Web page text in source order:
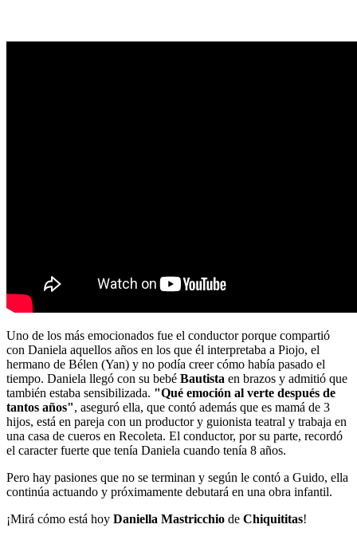
Uno de los más emocionados fue el conductor porque compartió
con Daniela aquellos años en los que él interpretaba a Piojo, el
hermano de Bélen (Yan) y no podía creer cómo había pasado el
tiempo. Daniela llegó con su bebé Bautista en brazos y admitió que
también estaba sensibilizada. "Qué emoción al verte después de
tantos años", aseguró ella, que contó además que es mamá de 3
hijos, está en pareja con un productor y guionista teatral y trabaja en
una casa de cueros en Recoleta. El conductor, por su parte, recordó
el caracter fuerte que tenía Daniela cuando tenía 8 años.
Pero hay pasiones que no se terminan y según le contó a Guido, ella
continúa actuando y próximamente debutará en una obra infantil.
¡Mirá cómo está hoy Daniella Mastricchio de Chiquititas!